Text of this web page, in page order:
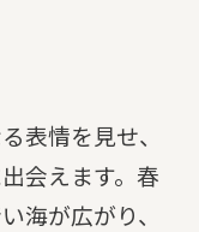
表情を見せ、
会えます。春
海が広がり、